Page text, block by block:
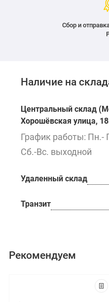
Сбор и
Наличие на
Центральный склад
Хорошёвская улица,
График работы: Пн.-
Сб.-Вс. выходной
Удаленный склад
Транзит
Рекомендуем